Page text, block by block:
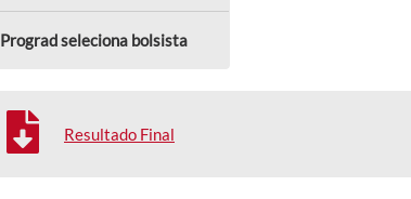
Prograd seleciona bolsista
Resultado Final